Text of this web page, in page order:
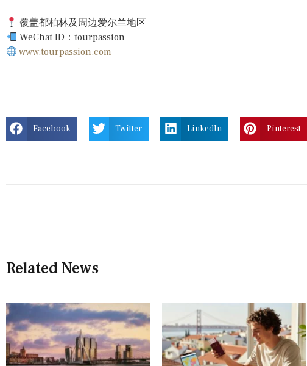
覆盖都柏林及周边爱尔兰地区
WeChat ID：tourpassion
www.tourpassion.com
Facebook Twitter LinkedIn Pinterest
Related News